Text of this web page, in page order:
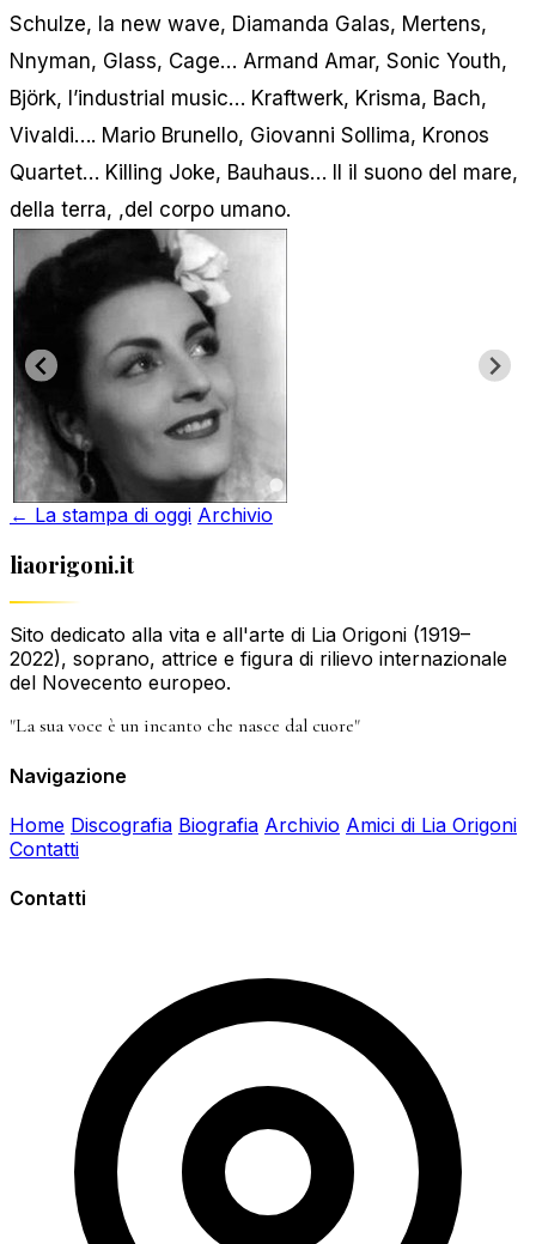
Schulze, la new wave, Diamanda Galas, Mertens,
Nnyman, Glass, Cage… Armand Amar, Sonic Youth,
Björk, l’industrial music… Kraftwerk, Krisma, Bach,
Vivaldi…. Mario Brunello, Giovanni Sollima, Kronos
Quartet… Killing Joke, Bauhaus… Il il suono del mare,
della terra, ,del corpo umano.
← La stampa di oggi Archivio
liaorigoni.it
Sito dedicato alla vita e all'arte di Lia Origoni (1919–
2022), soprano, attrice e figura di rilievo internazionale
del Novecento europeo.
"La sua voce è un incanto che nasce dal cuore"
Navigazione
Home Discografia Biografia Archivio Amici di Lia Origoni
Contatti
Contatti